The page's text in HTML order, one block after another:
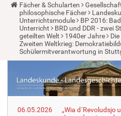
Y
o
u
a
r
e
h
e
:
Fächer & Schularten
philosophische Fächer
Unterrichtsmodule
BP 2016:
Unterricht
BRD und DDR - zwei
geteilten Welt
1940er Jahre
Zweiten Weltkrieg:
Schülermitverantwortung in
06.05.2026
„Wia d´Revoludsjo